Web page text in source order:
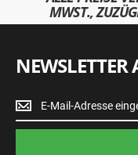
MWST.,
Newsletter
Anmeldung